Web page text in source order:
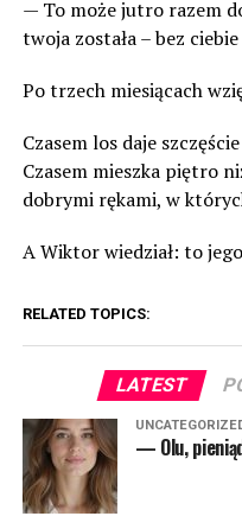
— To może jutro razem
twoja została – bez
Po trzech miesiącach
Czasem los daje
Czasem mieszka piętro
dobrymi rękami, w
A Wiktor wiedział: to
RELATED TOPICS:
LATEST
— Olu,